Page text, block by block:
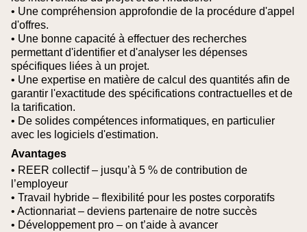
• Une compréhension approfondie de la procédure d'appel
d'offres.
• Une bonne capacité à effectuer des recherches
permettant d'identifier et d'analyser les dépenses
spécifiques liées à un projet.
• Une expertise en matière de calcul des quantités afin de
garantir l'exactitude des spécifications contractuelles et de
la tarification.
• De solides compétences informatiques, en particulier
avec les logiciels d'estimation.
Avantages
• REER collectif – jusqu’à 5 % de contribution de
l’employeur
• Travail hybride – flexibilité pour les postes corporatifs
• Actionnariat – deviens partenaire de notre succès
• Développement pro – on t’aide à avancer